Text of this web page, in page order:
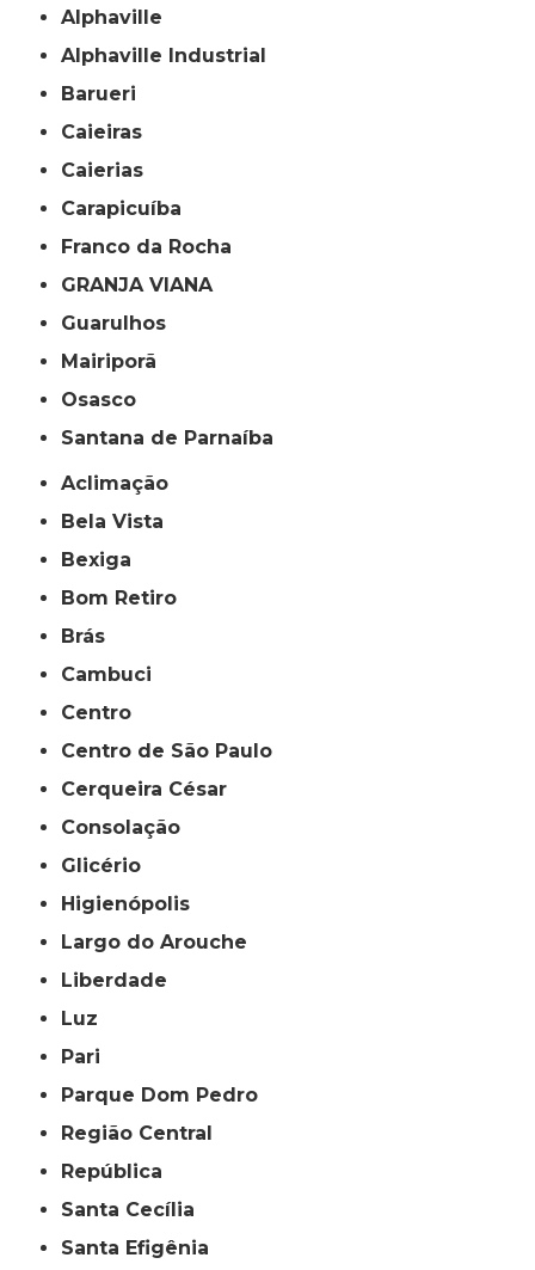
Alphaville
Alphaville Industrial
Barueri
Caieiras
Caierias
Carapicuíba
Franco da Rocha
GRANJA VIANA
Guarulhos
Mairiporã
Osasco
Santana de Parnaíba
Aclimação
Bela Vista
Bexiga
Bom Retiro
Brás
Cambuci
Centro
Centro de São Paulo
Cerqueira César
Consolação
Glicério
Higienópolis
Largo do Arouche
Liberdade
Luz
Pari
Parque Dom Pedro
Região Central
República
Santa Cecília
Santa Efigênia